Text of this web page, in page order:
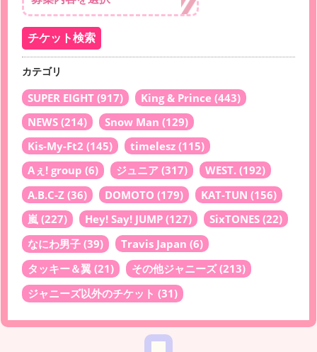
カテゴリ
SUPER EIGHT (917) King & Prince (443)
NEWS (214) Snow Man (129)
Kis-My-Ft2 (145) timelesz (115)
Aぇ! group (6) ジュニア (317) WEST. (192)
A.B.C-Z (36) DOMOTO (179) KAT-TUN (156)
嵐 (227) Hey! Say! JUMP (127) SixTONES (22)
なにわ男子 (39) Travis Japan (6)
タッキー＆翼 (21) その他ジャニーズ(213)
ジャニーズ以外のチケット (31)